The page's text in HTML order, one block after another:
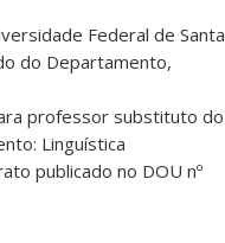
Federal de Santa
do Departamento,
professor substituto do
Linguística
publicado no DOU nº